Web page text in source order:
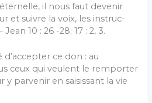
il nous faut devenir
et suivre la voix, les instruc­
10 : 26 -28; 17 : 2, 3.
ce don : au
ceux qui veulent le remporter
y parvenir en saisissant la vie